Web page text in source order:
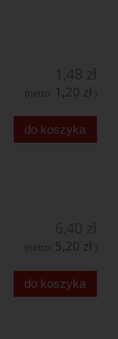
(netto: 1,20 zł )
do koszyka
(netto: 5,20 zł )
do koszyka